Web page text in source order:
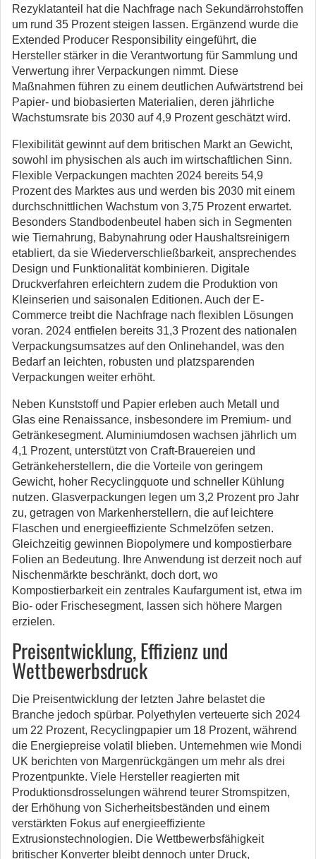
Rezyklatanteil hat die Nachfrage nach Sekundärrohstoffen
um rund 35 Prozent steigen lassen. Ergänzend wurde die
Extended Producer Responsibility eingeführt, die
Hersteller stärker in die Verantwortung für Sammlung und
Verwertung ihrer Verpackungen nimmt. Diese
Maßnahmen führen zu einem deutlichen Aufwärtstrend bei
Papier- und biobasierten Materialien, deren jährliche
Wachstumsrate bis 2030 auf 4,9 Prozent geschätzt wird.
Flexibilität gewinnt auf dem britischen Markt an Gewicht,
sowohl im physischen als auch im wirtschaftlichen Sinn.
Flexible Verpackungen machten 2024 bereits 54,9
Prozent des Marktes aus und werden bis 2030 mit einem
durchschnittlichen Wachstum von 3,75 Prozent erwartet.
Besonders Standbodenbeutel haben sich in Segmenten
wie Tiernahrung, Babynahrung oder Haushaltsreinigern
etabliert, da sie Wiederverschließbarkeit, ansprechendes
Design und Funktionalität kombinieren. Digitale
Druckverfahren erleichtern zudem die Produktion von
Kleinserien und saisonalen Editionen. Auch der E-
Commerce treibt die Nachfrage nach flexiblen Lösungen
voran. 2024 entfielen bereits 31,3 Prozent des nationalen
Verpackungsumsatzes auf den Onlinehandel, was den
Bedarf an leichten, robusten und platzsparenden
Verpackungen weiter erhöht.
Neben Kunststoff und Papier erleben auch Metall und
Glas eine Renaissance, insbesondere im Premium- und
Getränkesegment. Aluminiumdosen wachsen jährlich um
4,1 Prozent, unterstützt von Craft-Brauereien und
Getränkeherstellern, die die Vorteile von geringem
Gewicht, hoher Recyclingquote und schneller Kühlung
nutzen. Glasverpackungen legen um 3,2 Prozent pro Jahr
zu, getragen von Markenherstellern, die auf leichtere
Flaschen und energieeffiziente Schmelzöfen setzen.
Gleichzeitig gewinnen Biopolymere und kompostierbare
Folien an Bedeutung. Ihre Anwendung ist derzeit noch auf
Nischenmärkte beschränkt, doch dort, wo
Kompostierbarkeit ein zentrales Kaufargument ist, etwa im
Bio- oder Frischesegment, lassen sich höhere Margen
erzielen.
Preisentwicklung, Effizienz und
Wettbewerbsdruck
Die Preisentwicklung der letzten Jahre belastet die
Branche jedoch spürbar. Polyethylen verteuerte sich 2024
um 22 Prozent, Recyclingpapier um 18 Prozent, während
die Energiepreise volatil blieben. Unternehmen wie Mondi
UK berichten von Margenrückgängen um mehr als drei
Prozentpunkte. Viele Hersteller reagierten mit
Produktionsdrosselungen während teurer Stromspitzen,
der Erhöhung von Sicherheitsbeständen und einem
verstärkten Fokus auf energieeffiziente
Extrusionstechnologien. Die Wettbewerbsfähigkeit
britischer Konverter bleibt dennoch unter Druck,